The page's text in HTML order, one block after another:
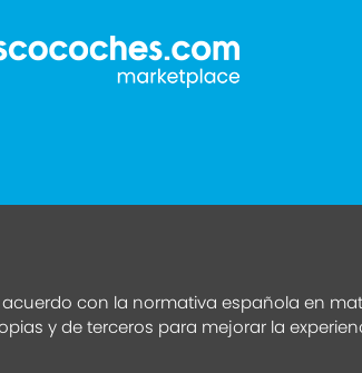
acuerdo con la normativa española en
y de terceros para mejorar la